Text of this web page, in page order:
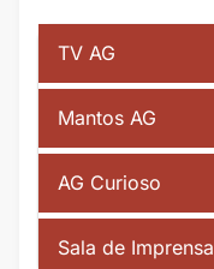
TV AG
Mantos AG
AG Curioso
Sala de Imprensa